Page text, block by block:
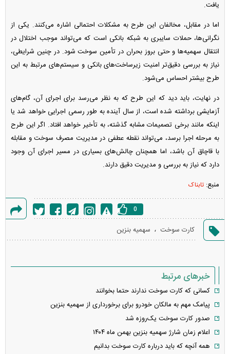
یافت.
اما در مقابل، مخالفان این طرح به مشکلات احتمالی اشاره می‌کنند. یکی از
نگرانی‌ها، حملات سایبری به شبکه بانکی است که می‌تواند موجب اختلال در
انتقال سهمیه‌ها و حتی بروز بحران در تأمین سوخت شود. در چنین شرایطی،
نیاز به بررسی دقیق‌تر امنیت زیرساخت‌های بانکی و سیستم‌های مرتبط به این
طرح بیشتر احساس می‌شود.
در نهایت، باید دید که این طرح که به نظر می‌رسد برای اجرای آن، گام‌های
آزمایشی برداشته شده است، از سال آینده به طور رسمی اجرایی خواهد شد یا
اینکه مانند برخی تصمیمات مشابه گذشته، به تأخیر خواهد افتاد. اگر این طرح
به مرحله اجرا برسد، می‌تواند نقطه عطفی در مدیریت مصرف سوخت و مقابله
با قاچاق آن باشد، اما همچنان چالش‌های بسیاری در مسیر اجرای آن وجود
دارد که نیاز به بررسی و مدیریت دقیق دارند.
منبع: تابناک
خطا
0
کارت سوخت ، سهمیه بنزین
خبرهای مرتبط
کسانی که کارت سوخت ندارند حتما بخوانند
پیامک مهم به مالکان خودرو برای برخورداری از سهمیه بنزین
صدور کارت سوخت یک‌روزه شد
اعلام زمان شارژ سهمیه بنزین بهمن ماه ۱۴۰۴
همه آنچه که باید درباره کارت سوخت بدانیم